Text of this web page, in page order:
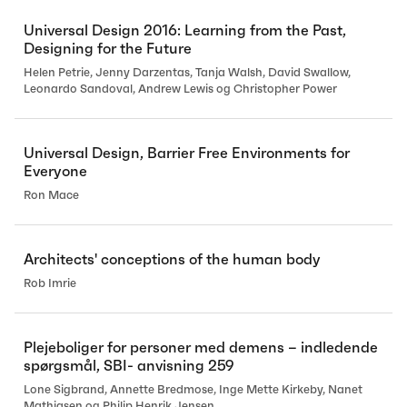
Universal Design 2016: Learning from the Past,
Designing for the Future
Helen Petrie, Jenny Darzentas, Tanja Walsh, David Swallow,
Leonardo Sandoval, Andrew Lewis og Christopher Power
Universal Design, Barrier Free Environments for
Everyone
Ron Mace
Architects' conceptions of the human body
Rob Imrie
Plejeboliger for personer med demens – indledende
spørgsmål, SBI- anvisning 259
Lone Sigbrand, Annette Bredmose, Inge Mette Kirkeby, Nanet